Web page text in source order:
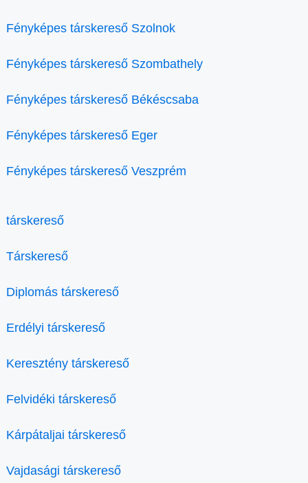
Fényképes társkereső Szolnok
Fényképes társkereső Szombathely
Fényképes társkereső Békéscsaba
Fényképes társkereső Eger
Fényképes társkereső Veszprém
társkereső
Társkereső
Diplomás társkereső
Erdélyi társkereső
Keresztény társkereső
Felvidéki társkereső
Kárpátaljai társkereső
Vajdasági társkereső